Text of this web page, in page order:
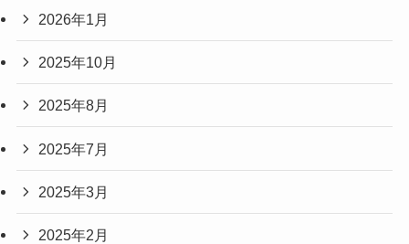
2026年1月
2025年10月
2025年8月
2025年7月
2025年3月
2025年2月